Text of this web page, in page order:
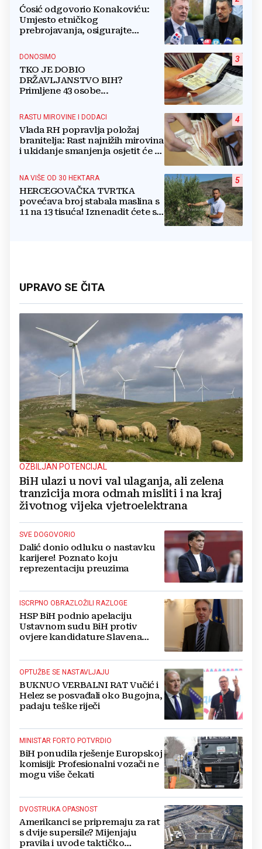
Ćosić odgovorio Konakoviću:
Umjesto etničkog
prebrojavanja, osigurajte
3
DONOSIMO
TKO JE DOBIO
DRŽAVLJANSTVO BIH?
Primljene 43 osobe...
4
RASTU MIROVINE I DODACI
Vlada RH popravlja položaj
branitelja: Rast najnižih mirovina
i ukidanje smanjenja osjetit će se
5
NA VIŠE OD 30 HEKTARA
HERCEGOVAČKA TVRTKA
povećava broj stabala maslina s
11 na 13 tisuća! Iznenadit ćete se
UPRAVO SE ČITA
OZBILJAN POTENCIJAL
BiH ulazi u novi val ulaganja, ali zelena
tranzicija mora odmah misliti i na kraj
životnog vijeka vjetroelektrana
SVE DOGOVORIO
Dalić donio odluku o nastavku
karijere! Poznato koju
reprezentaciju preuzima
ISCRPNO OBRAZLOŽILI RAZLOGE
HSP BiH podnio apelaciju
Ustavnom sudu BiH protiv
ovjere kandidature Slavena
OPTUŽBE SE NASTAVLJAJU
BUKNUO VERBALNI RAT Vučić i
Helez se posvađali oko Bugojna,
padaju teške riječi
MINISTAR FORTO POTVRDIO
BiH ponudila rješenje Europskoj
komisiji: Profesionalni vozači ne
mogu više čekati
DVOSTRUKA OPASNOST
Amerikanci se pripremaju za rat
s dvije supersile? Mijenjaju
pravila i uvode taktičko